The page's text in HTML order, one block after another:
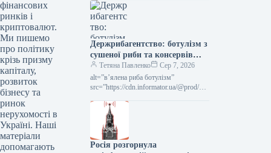
фінансових
ринків і
криптовалют.
Ми пишемо
про політику
крізь призму
капіталу,
розвиток
бізнесу та
ринок
нерухомості в
Україні. Наші
матеріали
допомагають
група з шістнадцяти розробників-
волонтерів,…
Держрибагентство: ботулізм з
сушеної риби та консервів
загрожує паралічем і смертю
Тетяна Павленко
Сер 7, 2026
alt=”в’ялена риба ботулізм”
src=”https://cdn.informator.ua/@prod/_1
7.95592765.webp” width=”1200″
height=”675″ Держрибагентство
Росія розгорнула